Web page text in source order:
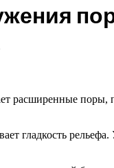
расширенные поры,
рельефа.